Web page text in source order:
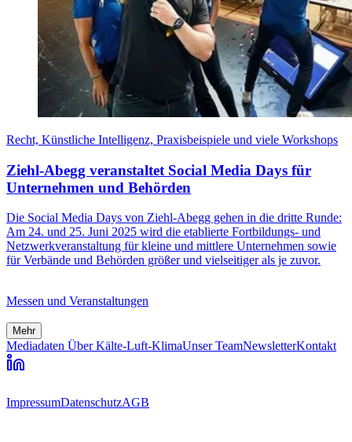
Recht, Künstliche Intelligenz, Praxisbeispiele und viele Workshops
Ziehl-Abegg veranstaltet Social Media Days für
Unternehmen und Behörden
Die Social Media Days von Ziehl-Abegg gehen in die dritte Runde:
Am 24. und 25. Juni 2025 wird die etablierte Fortbildungs- und
Netzwerkveranstaltung für kleine und mittlere Unternehmen sowie
für Verbände und Behörden größer und vielseitiger als je zuvor.
Messen und Veranstaltungen
Mehr
Mediadaten Über Kälte-Luft-KlimaUnser TeamNewsletterKontakt
ImpressumDatenschutzAGB